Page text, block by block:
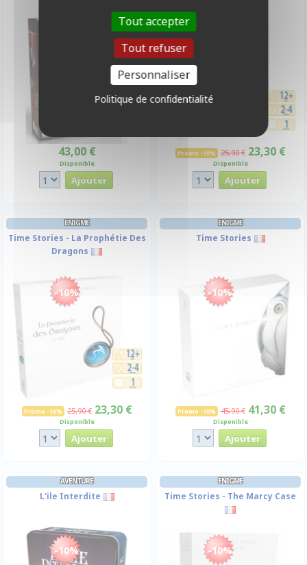
43,00 €
Disponible
Promo -10% 25,90 € 23,30 €
Disponible
ENIGME
Time Stories - La Prophétie Des
Dragons
-10%
Promo -10% 25,90 € 23,30 €
Disponible
ENIGME
Time Stories
-10%
Promo -10% 45,90 € 41,30 €
Disponible
AVENTURE
L'ile Interdite
-10%
ENIGME
Time Stories - The Marcy Case
-10%
Tout accepter
Tout refuser
Personnaliser
Politique de confidentialité